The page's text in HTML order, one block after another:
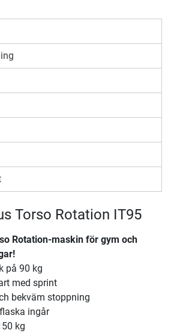
Torso Rotation IT95
Rotation-maskin för gym och
på 90 kg
med sprint
bekväm stoppning
ingår
kg